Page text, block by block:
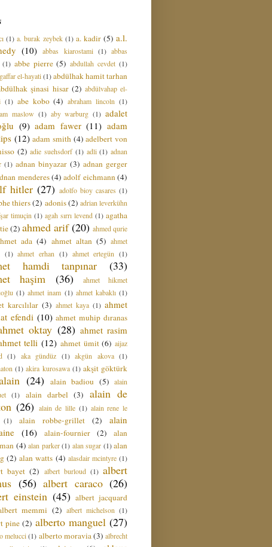
(1) a. burak zeybek (1) a. kadir (5) a.l.
(10) abbas kiarostami (1) abbas
(1) abbe pierre (5) abdullah cevdet (1)
el-hayati(1)abdülhak hamit tarhan
şinasi hisar (2) abdülvahap el-
(1) abe kobo (4) abraham lincoln (1)
maslow (1) aby warburg (1) adalet
(9) adam fawer (11) adam
(12) adam smith (4) adelbert von
(2) adie suehsdorf (1) adli (1) adnan
(1) adnan binyazar (3) adnan gerger
menderes(4) adolf eichmann (4)
hitler (27) adolfo bioy casares (1)
thiers(2) adonis(2) adrian leverkühn
timuçin (1) agah sırrı levend (1) agatha
(2) ahmed arif (20) ahmed qurie
ada (4) ahmet altan (5) ahmet
(1) ahmet erhan (1) ahmet ertegün (1)
hamdi tanpınar
(33)
haşim
(36)
ahmet hikmet
(1) ahmet inam (1) ahmet kabaklı (1)
karcılılar (3) ahmet kaya (1) ahmet
efendi (10) ahmet muhip dıranas
oktay (28) ahmet rasim
telli (12) ahmet ümit (6) aijaz
(1) aka gündüz (1) akgün akova (1)
(1) akira kurosawa (1) akşit göktürk
(24) alain badiou (5) alain
(1) alain darbel (3)
alain de
(26) alain de lille (1) alain rene le
(1) alain robbe-grillet (2)
alain
(16) alain-fournier (2)
alan
(4) alan parker (1) alan sugar (1) alan
(2) alan watts (4) alasdair mcintyre (1)
bayet (2) albert burloud (1) albert
(56) albert caraco (26)
einstein (45) albert jacquard
memmi (2) albert michelson (1)
pine (2) alberto manguel (27)
melucci (1) alberto moravia (3) albrecht